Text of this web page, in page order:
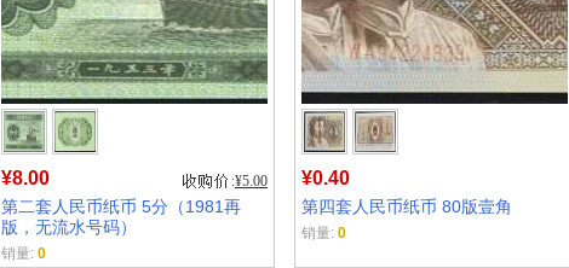
¥8.00 ¥5.00
第二套人民币纸币 5分（1981再
版，无流水号码）
销量: 0
¥0.40
第四套人民币纸币 80版壹角
销量: 0